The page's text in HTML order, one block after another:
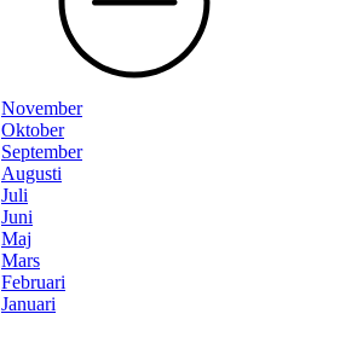
November
Oktober
September
Augusti
Juli
Juni
Maj
Mars
Februari
Januari